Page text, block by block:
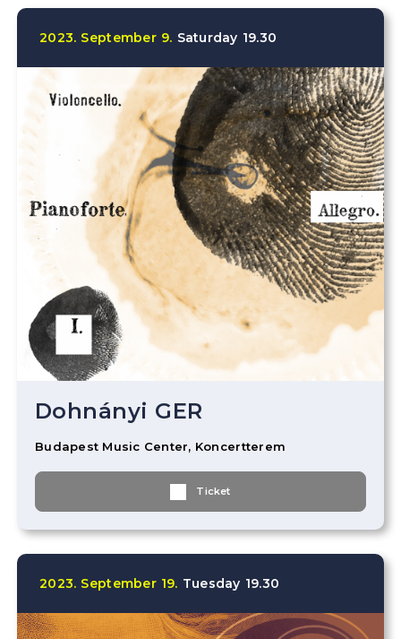
2023. September 9. Saturday 19.30
Dohnányi GER
Budapest Music Center, Koncertterem
Ticket
2023. September 19. Tuesday 19.30